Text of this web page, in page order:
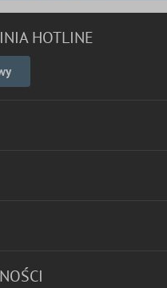
HOTLINE